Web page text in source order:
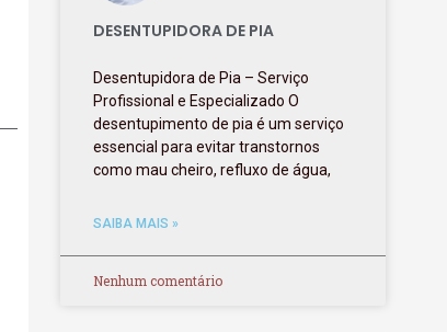
DESENTUPIDORA DE PIA
Desentupidora de Pia – Serviço
Profissional e Especializado O
desentupimento de pia é um serviço
essencial para evitar transtornos
como mau cheiro, refluxo de água,
SAIBA MAIS »
Nenhum comentário